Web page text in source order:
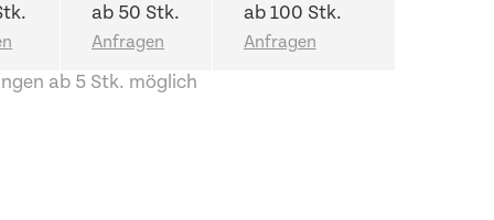
ab 50 Stk. ab 100 Stk.
ab 5 Stk. möglich